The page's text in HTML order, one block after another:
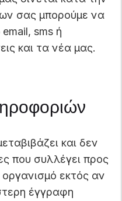
σας μπορούμε να
sms ή
και τα νέα μας.
και δεν
που συλλέγει προς
εκτός αν
έγγραφη